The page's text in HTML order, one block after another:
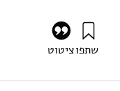
שתפוציטוט